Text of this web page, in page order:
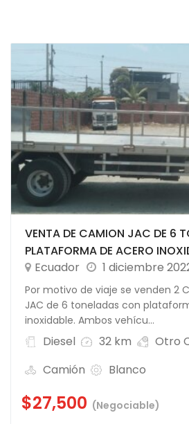
VENTA DE CAMION JAC DE 6
PLATAFORMA DE ACERO
Ecuador
1 diciembre
Por motivo de viaje se venden 2
JAC de 6 toneladas con
inoxidable. Ambos vehícu...
Diesel 32 km
Otro
Camión
Blanco
$27,500 (Negociable)